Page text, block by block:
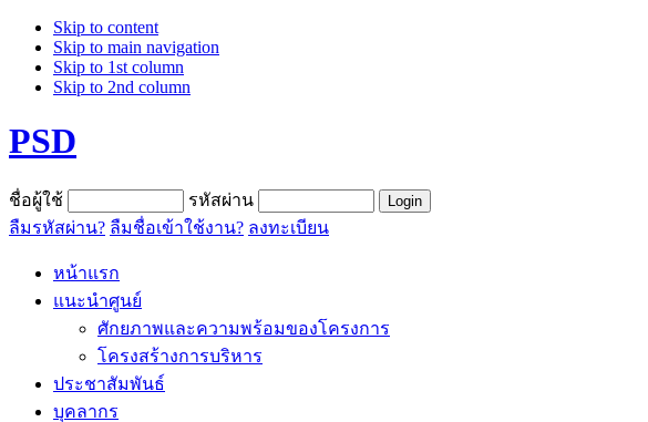
Skip to content
Skip to main navigation
Skip to 1st column
Skip to 2nd column
PSD
ชื่อผู้ใช้
รหัสผ่าน
ลืมรหัสผ่าน? ลืมชื่อเข้าใช้งาน? ลงทะเบียน
หน้าแรก
แนะนำศูนย์
ศักยภาพและความพร้อมของโครงการ
โครงสร้างการบริหาร
ประชาสัมพันธ์
บุคลากร